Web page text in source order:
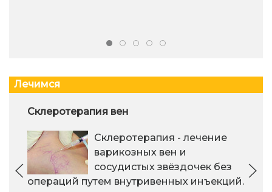
Лечимся
Склеротерапия вен
Склеротерапия - лечение
варикозных вен и
сосудистых звёздочек без
операций путем внутривенных инъекций.